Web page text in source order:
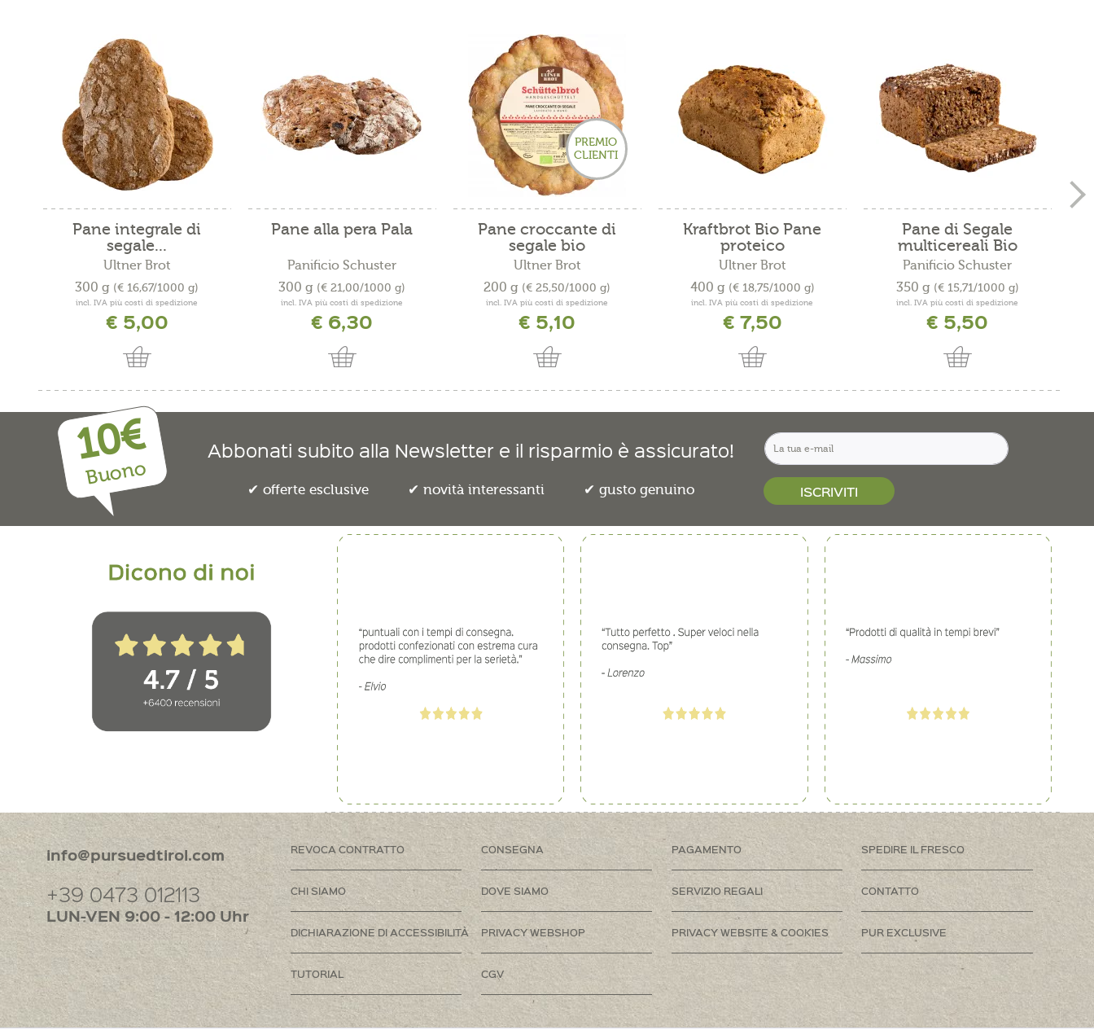
Pane integrale di
segale...
Ultner Brot
300 g (€ 16,67/1000 g)
incl. IVA più costi di spedizione
€ 5,00
Pane alla pera Pala
Panificio Schuster
300 g (€ 21,00/1000 g)
incl. IVA più costi di spedizione
€ 6,30
PREMIO
CLIENTI
Pane croccante di
segale bio
Ultner Brot
200 g (€ 25,50/1000 g)
incl. IVA più costi di spedizione
€ 5,10
Kraftbrot Bio Pane
proteico
Ultner Brot
400 g (€ 18,75/1000 g)
incl. IVA più costi di spedizione
€ 7,50
Pane di Segale
multicereali Bio
Panificio Schuster
350 g (€ 15,71/1000 g)
incl. IVA più costi di spedizione
€ 5,50
10€
Buono
Abbonati subito alla Newsletter e il risparmio è assicurato!
offerte esclusive novità interessanti gusto genuino ISCRIVITI
info@pursuedtirol.com
+39 0473 012113
LUN-VEN 9:00 - 12:00 Uhr
REVOCA CONTRATTO CONSEGNA PAGAMENTO SPEDIRE IL FRESCO
CHI SIAMO DOVE SIAMO SERVIZIO REGALI CONTATTO
DICHIARAZIONE DI ACCESSIBILITÀ PRIVACY WEBSHOP PRIVACY WEBSITE & COOKIES PUR EXCLUSIVE
TUTORIAL CGV